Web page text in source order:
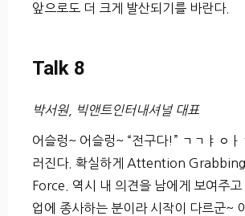
앞으로도 더 크게 발산되기를 바란다.
Talk 8
박서원, 빅앤트인터내셔널 대표
어슬렁~ 어슬렁~ “전구다!” ㄱㄱㅑㅇㅏ
러진다. 확실하게 Attention Grabbing
Force. 역시 내 의견을 남에게 보여주
업에 종사하는 분이라 시작이 다르군~